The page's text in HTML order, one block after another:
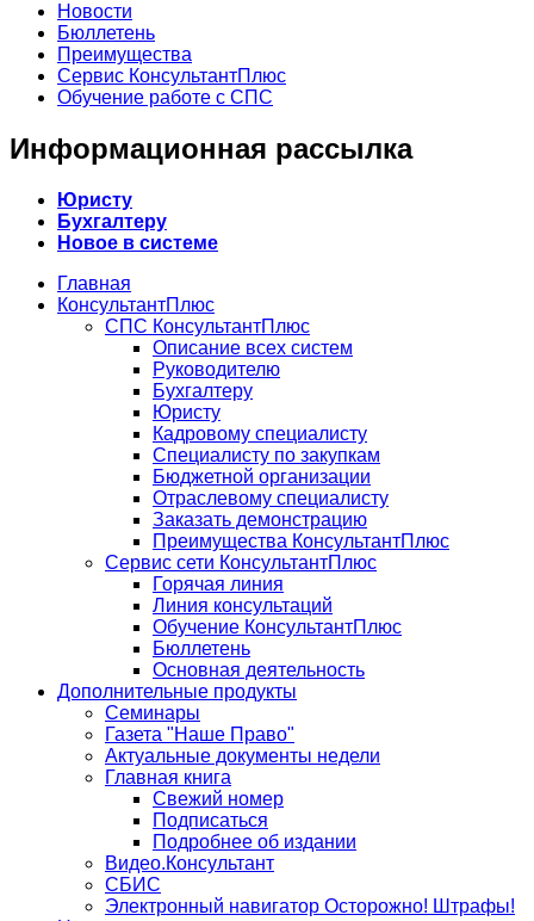
Новости
Бюллетень
Преимущества
Сервис КонсультантПлюс
Обучение работе с СПС
Информационная рассылка
Юристу
Бухгалтеру
Новое в системе
Главная
КонсультантПлюс
СПС КонсультантПлюс
Описание всех систем
Руководителю
Бухгалтеру
Юристу
Кадровому специалисту
Специалисту по закупкам
Бюджетной организации
Отраслевому специалисту
Заказать демонстрацию
Преимущества КонсультантПлюс
Сервис сети КонсультантПлюс
Горячая линия
Линия консультаций
Обучение КонсультантПлюс
Бюллетень
Основная деятельность
Дополнительные продукты
Семинары
Газета "Наше Право"
Актуальные документы недели
Главная книга
Свежий номер
Подписаться
Подробнее об издании
Видео.Консультант
СБИС
Электронный навигатор Осторожно! Штрафы!